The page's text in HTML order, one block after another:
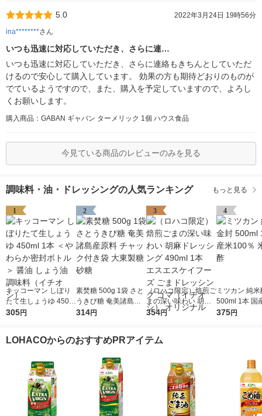
5.0
2022年3月24日 19時56分
ina********さん
いつも迅速に対応していただき、さらに連…
いつも迅速に対応していただき、さらに連絡もきちんとしていただ
けるので安心して購入しています。 効果の方も期待どおりのものが
でているようですので、また、購入を予定していますので、よろし
くお願いします。
購入商品：GABAN ギャバン ターメリック 1個 ハウス食品
今見ている商品のレビューのみを見る
調味料・油・ドレッシングの人気ランキング もっと見る
1
キッコーマン しぼり
たて生しょうゆ 450m
l 1本 ＜やわらか密封
シ）
305円
2
素焚糖 500g 1袋 さと
うきび糖 奄美諸島産
原料 チャック付き袋
314円
3
（ロハコ限定）焙煎ご
まの深い味わい 胡麻
ドレッシング 490ml 1
ゴマ（イチオシ） オ
354円
4
ミツカン 純
500ml 1本 国
0％ 米酢 食酢
375円
LOHACOからのおすすめPRアイテム